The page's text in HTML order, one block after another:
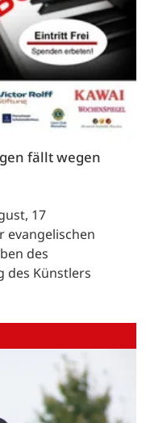
fällt wegen
17
evangelischen
des
des Künstlers